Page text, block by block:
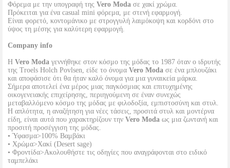
Φόρεμα με την υπογραφή της Vero Moda σε χακί χρώμα.
Πρόκειται για ένα casual mini φόρεμα, με στενή εφαρμογή.
Είναι φορετό, κοντομάνικο με στρογγυλή λαιμόκοψη και κορδόνι στο
ύψος τη μέσης για καλύτερη εφαρμογή.
Company info
Η Vero Moda γεννήθηκε στον κόσμο της μόδας το 1987 όταν ο ιδρυτής
της Troels Holch Povlsen, είδε το όνομα Vero Moda σε ένα μπλουζάκι
και αποφάσισε ότι θα ήταν καλό όνομα για μια γυναικεία μάρκα.
Σήμερα αποτελεί ένα μέρος μιας παγκόσμιας και επιτυχημένης
οικογενειακής επιχείρησης, περιηγούμενη σε έναν συνεχώς
μεταβαλλόμενο κόσμο της μόδας με φιλοδοξία, εμπιστοσύνη και στυλ.
Η απλότητα, η αναζήτηση για νέες τάσεις, προσιτά στυλ και μοντέρνα
είδη, είναι αυτά που χαρακτηρίζουν την Vero Moda ως μια ζωντανή και
προσιτή προσέγγιση της μόδας.
• Ύφασμα>100% Βαμβάκι
• Χρώμα>Χακί (Desert sage)
• Φροντίδα>Ακολουθήστε τις οδηγίες που αναγράφονται στο ειδικό
ταμπελάκι